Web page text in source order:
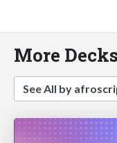
More
See All by